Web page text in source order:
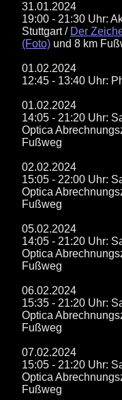
31.01.2024
19:00 - 21:30 Uhr:
Stuttgart / Der
(Foto) und 8 km
01.02.2024
12:45 - 13:40 Uhr:
01.02.2024
14:05 - 21:20 Uhr:
Optica
Fußweg
02.02.2024
15:05 - 22:00 Uhr:
Optica
Fußweg
05.02.2024
14:05 - 21:20 Uhr:
Optica
Fußweg
06.02.2024
15:35 - 21:20 Uhr:
Optica
Fußweg
07.02.2024
15:05 - 21:20 Uhr:
Optica
Fußweg